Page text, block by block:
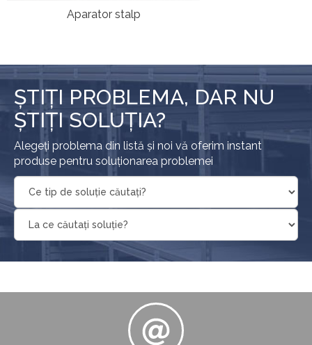
Aparator stalp
ȘTIȚI PROBLEMA, DAR NU
ȘTIȚI SOLUȚIA?
Alegeți problema din listă și noi vă oferim instant
produse pentru soluționarea problemei